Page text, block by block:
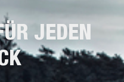
JEDEN